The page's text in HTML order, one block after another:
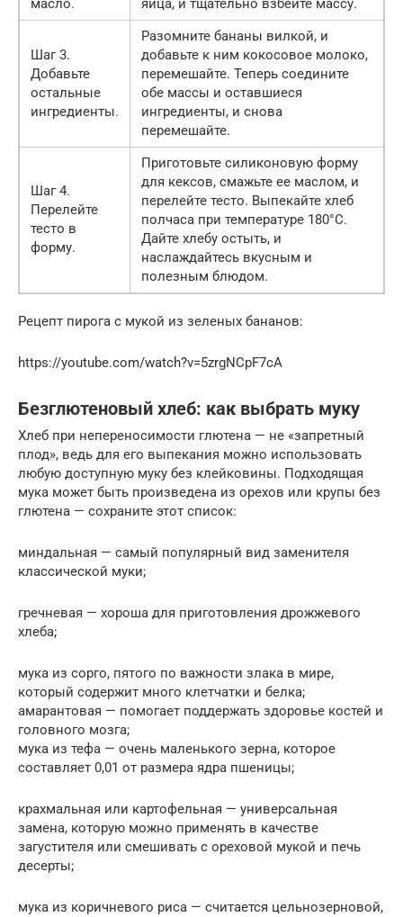
масло. яйца, и тщательно взбейте массу.
Шаг 3.
Добавьте
остальные
ингредиенты.
Разомните бананы вилкой, и
добавьте к ним кокосовое молоко,
перемешайте. Теперь соедините
обе массы и оставшиеся
ингредиенты, и снова
перемешайте.
Шаг 4.
Перелейте
тесто в
форму.
Приготовьте силиконовую форму
для кексов, смажьте ее маслом, и
перелейте тесто. Выпекайте хлеб
полчаса при температуре 180°С.
Дайте хлебу остыть, и
наслаждайтесь вкусным и
полезным блюдом.
Рецепт пирога с мукой из зеленых бананов:
https://youtube.com/watch?v=5zrgNCpF7cA
Безглютеновый хлеб: как выбрать муку
Хлеб при непереносимости глютена — не «запретный
плод», ведь для его выпекания можно использовать
любую доступную муку без клейковины. Подходящая
мука может быть произведена из орехов или крупы без
глютена — сохраните этот список:
миндальная — самый популярный вид заменителя
классической муки;
гречневая — хороша для приготовления дрожжевого
хлеба;
мука из сорго, пятого по важности злака в мире,
который содержит много клетчатки и белка;
амарантовая — помогает поддержать здоровье костей и
головного мозга;
мука из тефа — очень маленького зерна, которое
составляет 0,01 от размера ядра пшеницы;
крахмальная или картофельная — универсальная
замена, которую можно применять в качестве
загустителя или смешивать с ореховой мукой и печь
десерты;
мука из коричневого риса — считается цельнозерновой,